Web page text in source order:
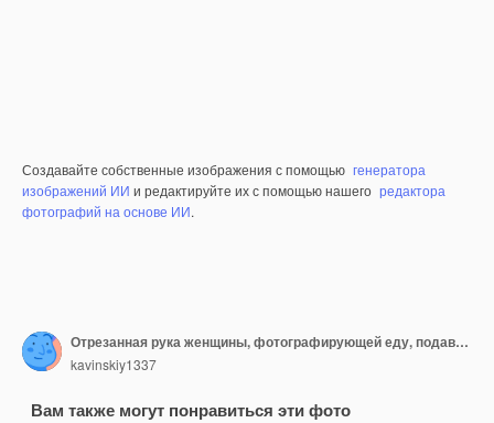
Создавайте собственные изображения с помощью генератора
изображений ИИ и редактируйте их с помощью нашего редактора
фотографий на основе ИИ.
Отрезанная рука женщины, фотографирующей еду, подаваемую на столе
kavinskiy1337
Вам также могут понравиться эти фото